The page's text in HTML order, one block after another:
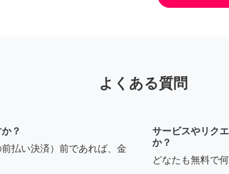
よくある質問
？
払い決済）前であれば、金
サービスやリク
か？
どなたも無料で